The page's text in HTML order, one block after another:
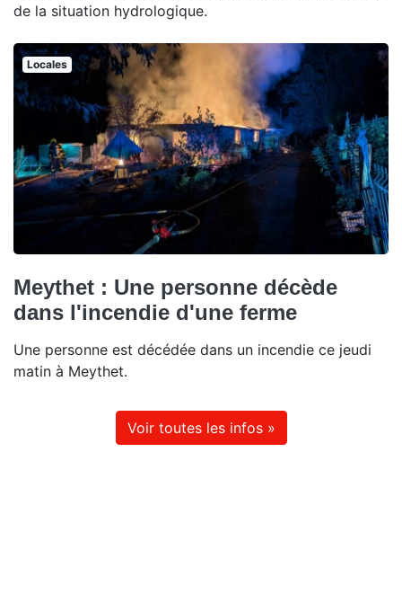
de la situation hydrologique.
Locales
Meythet : Une personne décède
dans l'incendie d'une ferme
Une personne est décédée dans un incendie ce jeudi
matin à Meythet.
Voir toutes les infos »